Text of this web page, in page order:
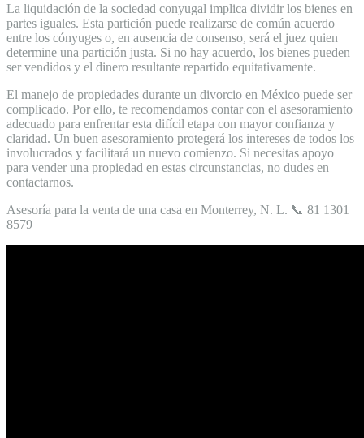
La liquidación de la sociedad conyugal implica dividir los bienes en
partes iguales. Esta partición puede realizarse de común acuerdo
entre los cónyuges o, en ausencia de consenso, será el juez quien
determine una partición justa. Si no hay acuerdo, los bienes pueden
ser vendidos y el dinero resultante repartido equitativamente.
El manejo de propiedades durante un divorcio en México puede ser
complicado. Por ello, te recomendamos contar con el asesoramiento
adecuado para enfrentar esta difícil etapa con mayor confianza y
claridad. Un buen asesoramiento protegerá los intereses de todos los
involucrados y facilitará un nuevo comienzo. Si necesitas apoyo
para vender una propiedad en estas circunstancias, no dudes en
contactarnos.
Asesoría para la venta de una casa en Monterrey, N. L. 📞 81 1301
8579